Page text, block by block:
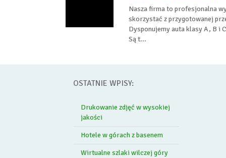
Nasza firma to profesjonalna
skorzystać z przygotowanej
Dysponujemy auta klasy A, B i
Są t...
OSTATNIE WPISY:
Drukowanie zdjęć w wysokiej
jakości
Hotele w górach z basenem
Wirtualne szlaki wilczej góry